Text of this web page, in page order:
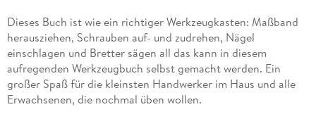
Dieses Buch ist wie ein richtiger Werkzeugkasten: Maßband
herausziehen, Schrauben auf- und zudrehen, Nägel
einschlagen und Bretter sägen all das kann in diesem
aufregenden Werkzeugbuch selbst gemacht werden. Ein
großer Spaß für die kleinsten Handwerker im Haus und alle
Erwachsenen, die nochmal üben wollen.